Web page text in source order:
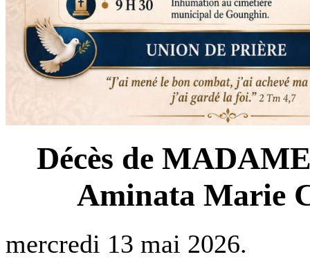
Décès de
Aminata Marie
mercredi 13 mai 2026.